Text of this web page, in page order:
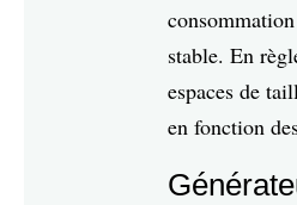
stable. En
espaces de
en fonction